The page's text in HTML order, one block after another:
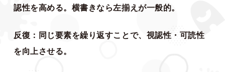
認性を高める。横書きなら左揃えが一般的。
反復：同じ要素を繰り返すことで、視認性・可読性
を向上させる。